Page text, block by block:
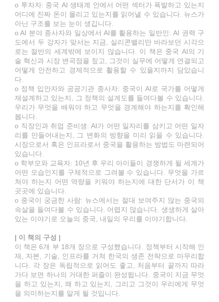
o 투자자: 중국 AI 생태계 안에서 어떤 섹터가 폭발하고 있는지
어디에 진짜 돈이 몰리고 있는지를 읽어낼 수 있습니다. 뉴스가
아닌 구조를 보는 눈이 생깁니다.
o AI 분야 종사자와 일상에서 AI를 활용하는 일반인: AI 권력 구
도에서 두 강자가 맞서는 지금, 실리콘밸리만 바라보던 시각으
로는 절반의 세계밖에 보이지 않습니다. 이 책은 중국 AI의 기
술 혁신과 시장 변곡점을 짚고, 그것이 실무에 어떻게 연결되고
어떻게 안전하고 경제적으로 활용할 수 있을지까지 담았습니
다.
o 정책 입안자와 공공기관 종사자: 중국이 AI로 국가를 어떻게
재설계하고 있는지, 그 정책의 설계도를 들여다볼 수 있습니다.
우리가 무엇을 배워야 하고 무엇을 경계해야 하는지를 확인해
봅니다.
o 직장인과 취업 준비생: AI가 어떤 일자리를 삼키고 어떤 일자
리를 만들어내는지, 그 변화의 방향을 미리 읽을 수 있습니다.
시장으로서 혹은 인프라로서 중국을 활용하는 방법도 마련되어
있습니다.
o 학부모와 교육자: 10년 후 우리 아이들이 경쟁하게 될 세계가
어떤 모습인지를 구체적으로 그려볼 수 있습니다. 무엇을 가르
쳐야 하는지 어떤 역량을 키워야 하는지에 대한 단서가 이 책
곳곳에 있습니다.
o 중국이 궁금한 사람: 뉴스에서는 절대 보여주지 않는 중국의
속살을 들여다볼 수 있습니다. 어렵지 않습니다. 생생하게 살아
있는 이야기로 오늘의 중국, 내일의 우리를 이야기합니다.
| 이 책의 구성 |
이 책은 6개 부 18개 장으로 구성했습니다. 정책부터 시작해 인
재, 자본, 기술, 인프라를 거쳐 한국의 생존 전략으로 마무리합
니다. 각 장은 독립적으로 읽어도 좋고, 처음부터 끝까지 따라
가다 보면 하나의 거대한 퍼즐이 완성됩니다. 중국이 지금 무엇
을 하고 있는지, 왜 하고 있는지, 그리고 그것이 우리에게 무엇
을 의미하는지를 알게 될 것입니다.